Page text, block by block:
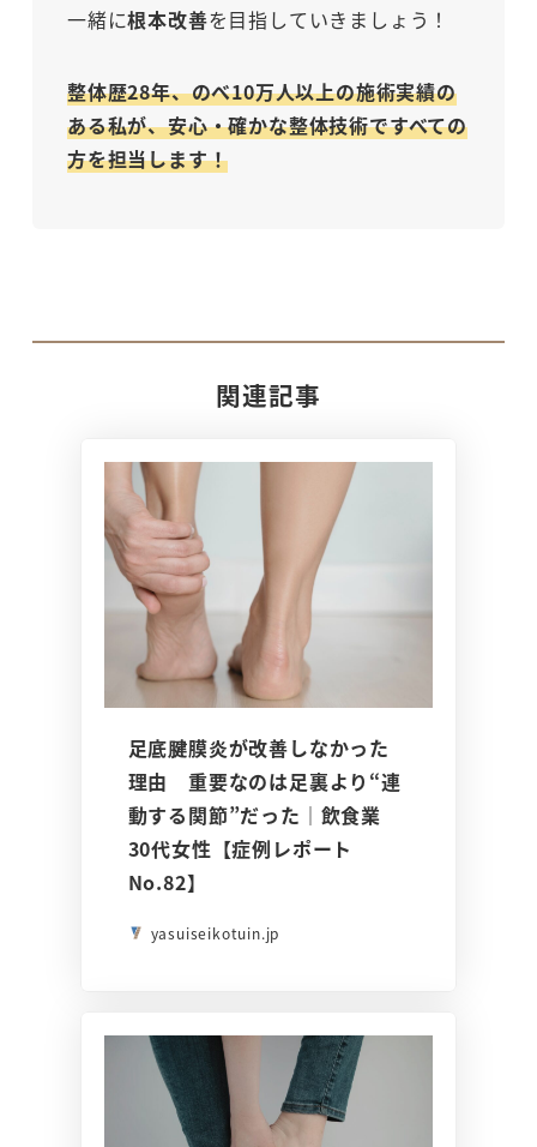
一緒に根本改善を目指していきましょう！
整体歴28年、のべ10万人以上の施術実績の
ある私が、安心・確かな整体技術ですべての
方を担当します！
関連記事
足底腱膜炎が改善しなかった
理由 重要なのは足裏より“連
動する関節”だった｜飲食業
30代女性【症例レポート
No.82】
yasuiseikotuin.jp